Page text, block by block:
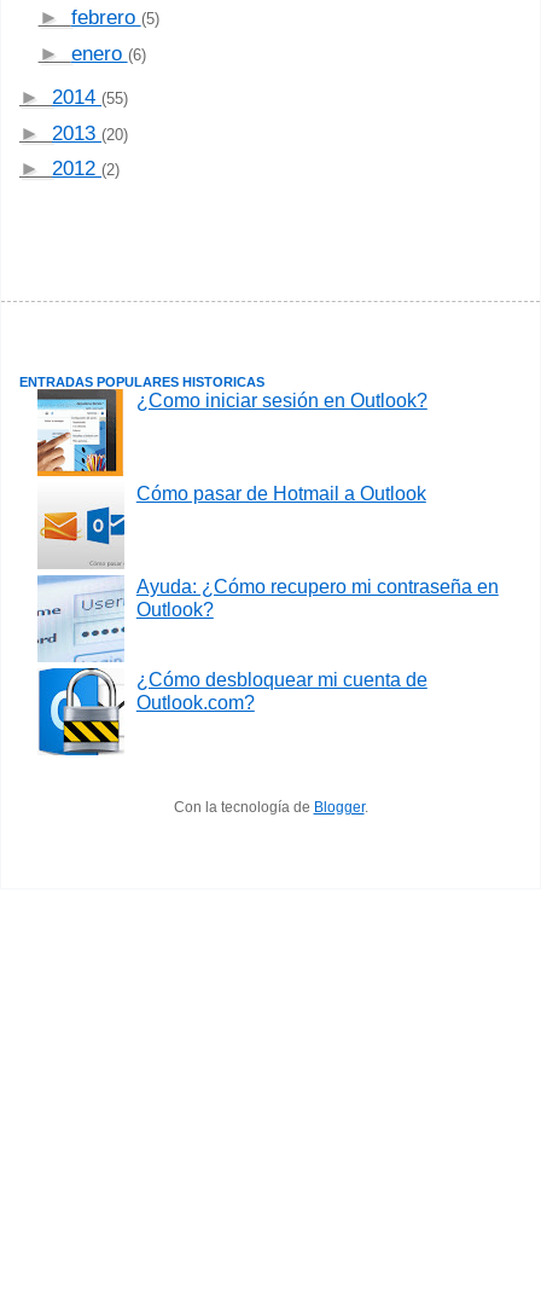
► febrero (5)
► enero (6)
► 2014 (55)
► 2013 (20)
► 2012 (2)
ENTRADAS POPULARES HISTORICAS
¿Como iniciar sesión en Outlook?
Cómo pasar de Hotmail a Outlook
Ayuda: ¿Cómo recupero mi contraseña en
Outlook?
¿Cómo desbloquear mi cuenta de
Outlook.com?
Con la tecnología de Blogger.